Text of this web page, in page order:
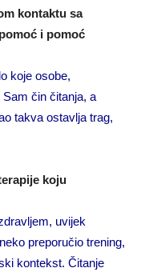
kontaktu sa
i pomoć
koje osobe,
čin čitanja, a
takva ostavlja trag,
koju
uvijek
preporučio trening,
kontekst. Čitanje